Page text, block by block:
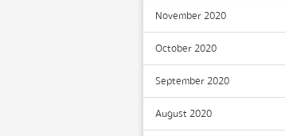
November 2020
October 2020
September 2020
August 2020